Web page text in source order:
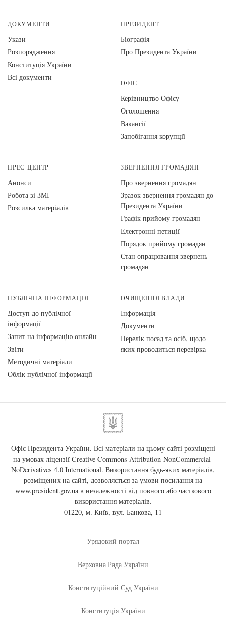
ДОКУМЕНТИ
Укази
Розпорядження
Конституція України
Всі документи
ПРЕЗИДЕНТ
Біографія
Про Президента України
ОФІС
Керівництво Офісу
Оголошення
Вакансії
Запобігання корупції
ПРЕС-ЦЕНТР
Анонси
Робота зі ЗМІ
Розсилка матеріалів
ЗВЕРНЕННЯ ГРОМАДЯН
Про звернення громадян
Зразок звернення громадян до
Президента України
Графік прийому громадян
Електронні петиції
Порядок прийому громадян
Стан опрацювання звернень
громадян
ПУБЛІЧНА ІНФОРМАЦІЯ
Доступ до публічної
інформації
Запит на інформацію онлайн
Звіти
Методичні матеріали
Облік публічної інформації
ОЧИЩЕННЯ ВЛАДИ
Інформація
Документи
Перелік посад та осіб, щодо
яких проводиться перевірка
Офіс Президента України. Всі матеріали на цьому сайті розміщені
на умовах ліцензії Creative Commons Attribution-NonCommercial-
NoDerivatives 4.0 International. Використання будь-яких матеріалів,
розміщених на сайті, дозволяється за умови посилання на
www.president.gov.uaв незалежності від повного або часткового
використання матеріалів.
01220, м. Київ, вул. Банкова, 11
Урядовий портал
Верховна Рада України
Конституційний Суд України
Конституція України